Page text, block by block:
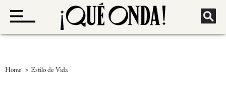
Home > Estilo de Vida